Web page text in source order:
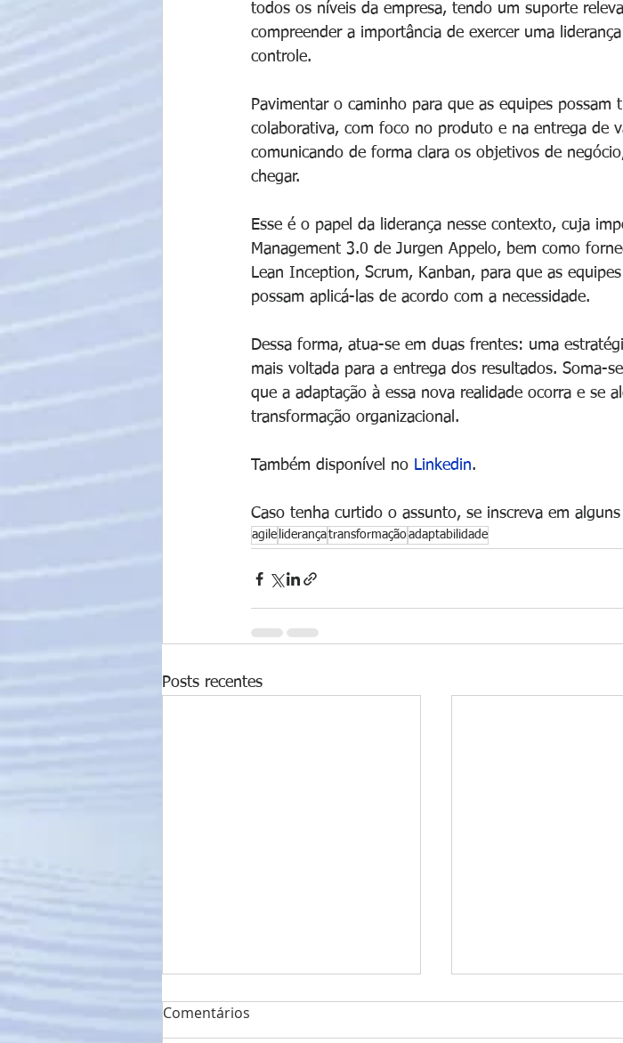
todos os níveis da empresa, tendo um suporte
compreender a importância de exercer uma
controle.
Pavimentar o caminho para que as equipes
colaborativa, com foco no produto e na entrega de
comunicando de forma clara os objetivos de
chegar.
Esse é o papel da liderança nesse contexto, cuja
Management 3.0 de Jurgen Appelo, bem como
Lean Inception, Scrum, Kanban, para que as
possam aplicá-las de acordo com a necessidade.
Dessa forma, atua-se em duas frentes: uma
mais voltada para a entrega dos resultados. Soma-
que a adaptação à essa nova realidade ocorra e se
transformação organizacional.
Também disponível no Linkedin.
Caso tenha curtido o assunto, se inscreva em
agile liderançatransformaçãoadaptabilidade
Posts recentes
Comentários